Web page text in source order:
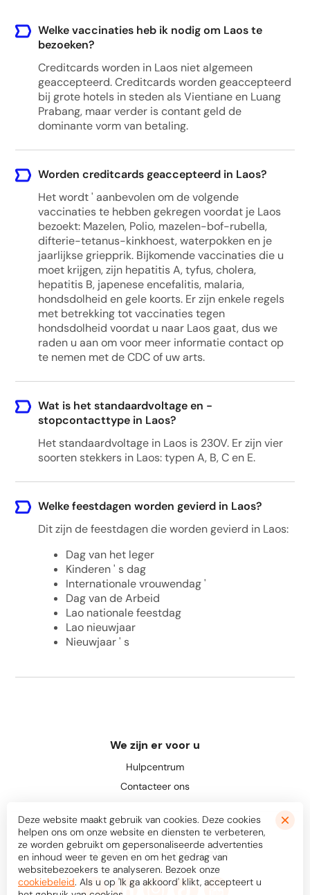
Welke vaccinaties heb ik nodig om Laos te
bezoeken?
Creditcards worden in Laos niet algemeen
geaccepteerd. Creditcards worden geaccepteerd
bij grote hotels in steden als Vientiane en Luang
Prabang, maar verder is contant geld de
dominante vorm van betaling.
Worden creditcards geaccepteerd in Laos?
Het wordt ' aanbevolen om de volgende
vaccinaties te hebben gekregen voordat je Laos
bezoekt: Mazelen, Polio, mazelen-bof-rubella,
difterie-tetanus-kinkhoest, waterpokken en je
jaarlijkse griepprik. Bijkomende vaccinaties die u
moet krijgen, zijn hepatitis A, tyfus, cholera,
hepatitis B, japenese encefalitis, malaria,
hondsdolheid en gele koorts. Er zijn enkele regels
met betrekking tot vaccinaties tegen
hondsdolheid voordat u naar Laos gaat, dus we
raden u aan om voor meer informatie contact op
te nemen met de CDC of uw arts.
Wat is het standaardvoltage en -
stopcontacttype in Laos?
Het standaardvoltage in Laos is 230V. Er zijn vier
soorten stekkers in Laos: typen A, B, C en E.
Welke feestdagen worden gevierd in Laos?
Dit zijn de feestdagen die worden gevierd in Laos:
Dag van het leger
Kinderen ' s dag
Internationale vrouwendag '
Dag van de Arbeid
Lao nationale feestdag
Lao nieuwjaar
Nieuwjaar ' s
We zijn er voor u
Hulpcentrum
Contacteer ons
Laten we vrienden zijn
Deze website maakt gebruik van cookies. Deze cookies
helpen ons om onze website en diensten te verbeteren,
ze worden gebruikt om gepersonaliseerde advertenties
en inhoud weer te geven en om het gedrag van
websitebezoekers te analyseren. Bezoek onze
cookiebeleid. Als u op 'Ik ga akkoord' klikt, accepteert u